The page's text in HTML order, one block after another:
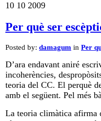
10 10 2009
Per què ser
Posted by: damagum in Per
D’ara endavant aniré
incoherències,
teoria del CC. El perquè
amb el següent. Pel més
La teoria climàtica afirma